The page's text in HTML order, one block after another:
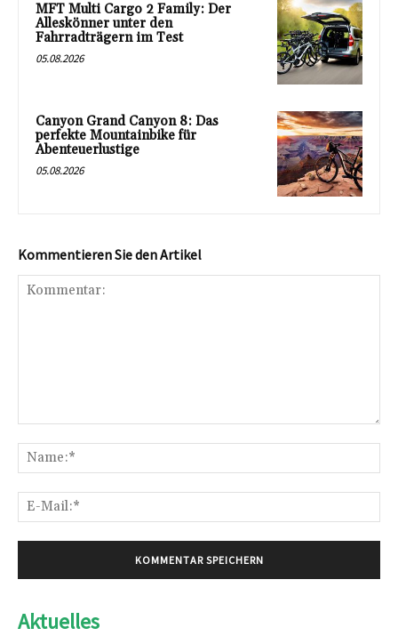
MFT Multi Cargo 2 Family: Der
Alleskönner unter den
Fahrradträgern im Test
05.08.2026
Canyon Grand Canyon 8: Das
perfekte Mountainbike für
Abenteuerlustige
05.08.2026
Kommentieren Sie den Artikel
Aktuelles